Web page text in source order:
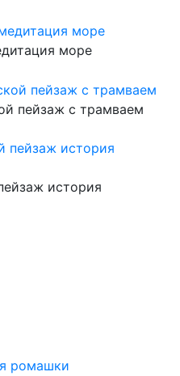
море
пейзаж с трамваем
история